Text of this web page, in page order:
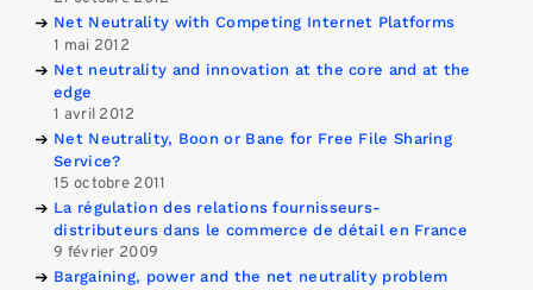
Net Neutrality with Competing Internet Platforms
1 mai 2012
Net neutrality and innovation at the core and at the
edge
1 avril 2012
Net Neutrality, Boon or Bane for Free File Sharing
Service?
15 octobre 2011
La régulation des relations fournisseurs-
distributeurs dans le commerce de détail en France
9 février 2009
Bargaining, power and the net neutrality problem